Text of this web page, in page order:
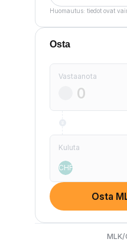
Huomautus: tiedot ovat
Osta
Vastaanota
Kuluta
CHF
Osta